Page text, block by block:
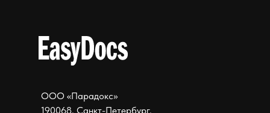
ООО «Парадокс»
190068, Санкт-Петербург,